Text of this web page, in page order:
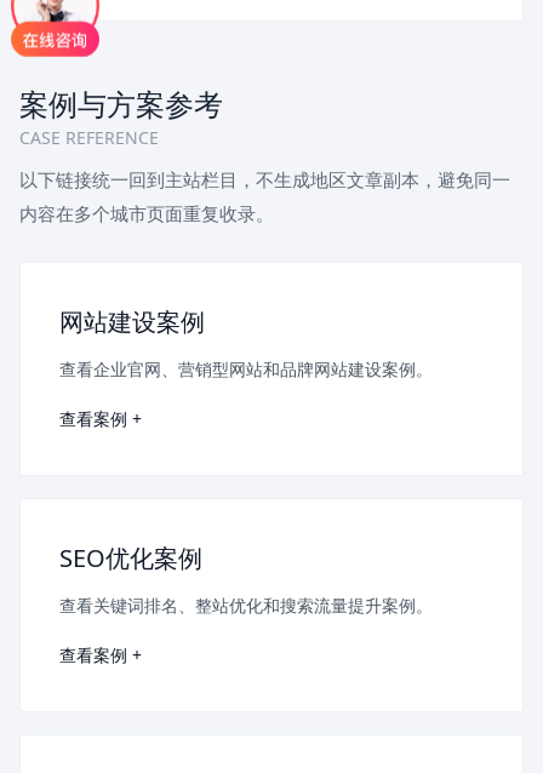
案例与方案参考
CASE REFERENCE
以下链接统一回到主站栏目，不生成地区文章副本，避免同一
内容在多个城市页面重复收录。
网站建设案例
查看企业官网、营销型网站和品牌网站建设案例。
查看案例 +
SEO优化案例
查看关键词排名、整站优化和搜索流量提升案例。
查看案例 +